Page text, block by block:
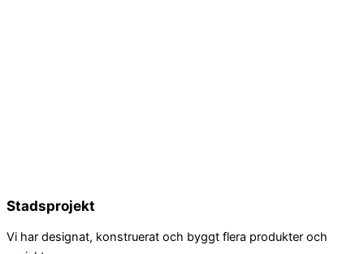
Stadsprojekt
Vi har designat, konstruerat och byggt flera produkter och